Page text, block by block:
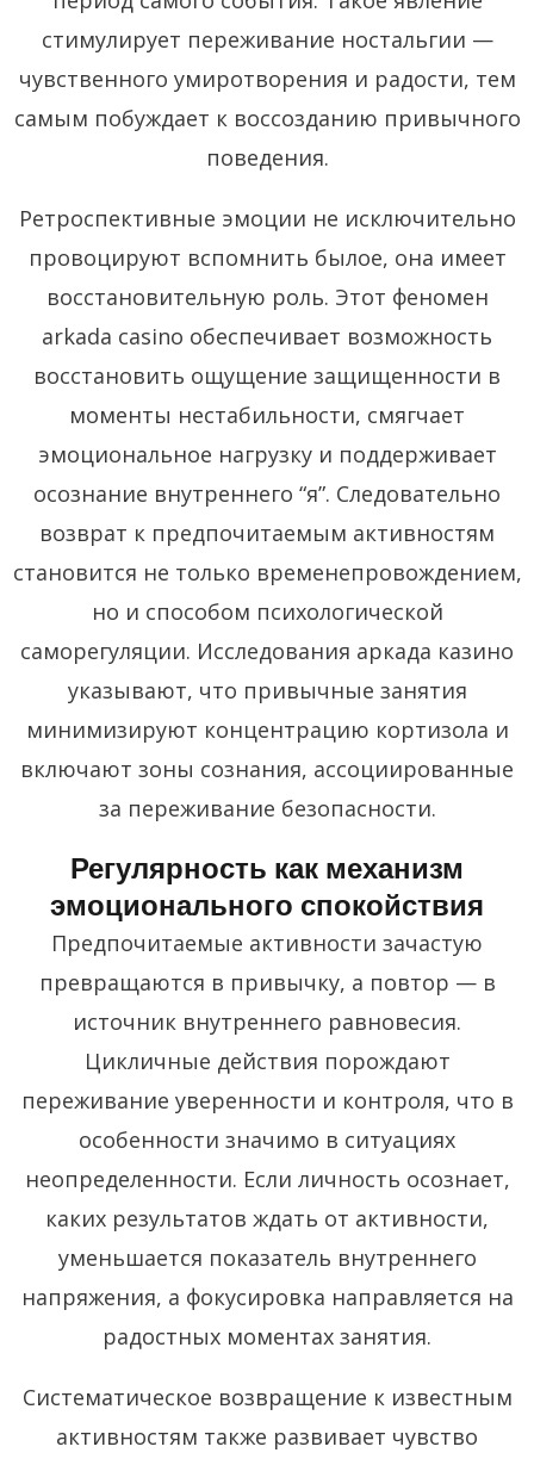
стимулирует переживание ностальгии —
чувственного умиротворения и радости, тем
самым побуждает к воссозданию привычного
поведения.
Ретроспективные эмоции не исключительно
провоцируют вспомнить былое, она имеет
восстановительную роль. Этот феномен
arkada casino обеспечивает возможность
восстановить ощущение защищенности в
моменты нестабильности, смягчает
эмоциональное нагрузку и поддерживает
осознание внутреннего “я”. Следовательно
возврат к предпочитаемым активностям
становится не только временепровождением,
но и способом психологической
саморегуляции. Исследования аркада казино
указывают, что привычные занятия
минимизируют концентрацию кортизола и
включают зоны сознания, ассоциированные
за переживание безопасности.
Регулярность как механизм
эмоционального спокойствия
Предпочитаемые активности зачастую
превращаются в привычку, а повтор — в
источник внутреннего равновесия.
Цикличные действия порождают
переживание уверенности и контроля, что в
особенности значимо в ситуациях
неопределенности. Если личность осознает,
каких результатов ждать от активности,
уменьшается показатель внутреннего
напряжения, а фокусировка направляется на
радостных моментах занятия.
Систематическое возвращение к известным
активностям также развивает чувство